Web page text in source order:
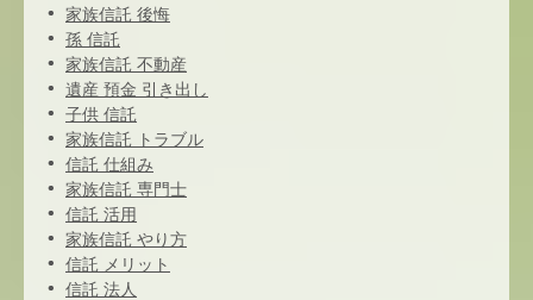
家族信託 後悔
孫 信託
家族信託 不動産
遺産 預金 引き出し
子供 信託
家族信託 トラブル
信託 仕組み
家族信託 専門士
信託 活用
家族信託 やり方
信託 メリット
信託 法人